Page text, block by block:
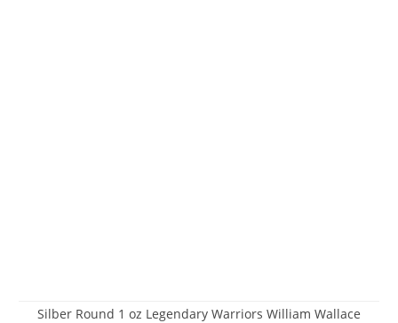
Silber Round 1 oz Legendary Warriors William Wallace